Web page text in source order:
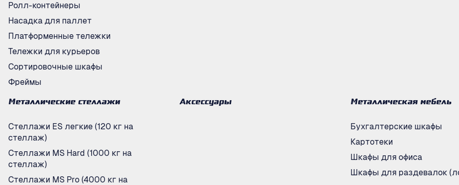
Ролл-контейнеры
Насадка для паллет
Платформенные тележки
Тележки для курьеров
Сортировочные шкафы
Фреймы
Металлические стеллажи
Стеллажи ES легкие (120 кг на
стеллаж)
Стеллажи MS Hard (1000 кг на
стеллаж)
Стеллажи MS Pro (4000 кг на
Аксессуары Металлическая мебель
Бухгалтерские шкафы
Картотеки
Шкафы для офиса
Шкафы для раздевалок